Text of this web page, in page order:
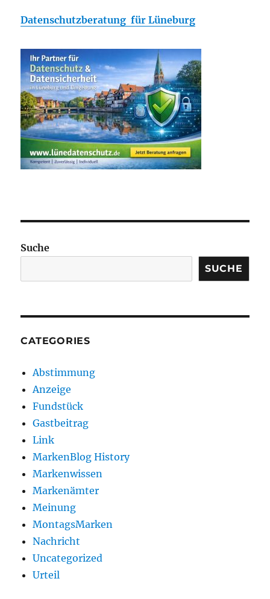
Datenschutzberatung für Lüneburg
Suche
SUCHE
CATEGORIES
Abstimmung
Anzeige
Fundstück
Gastbeitrag
Link
MarkenBlog History
Markenwissen
Markenämter
Meinung
MontagsMarken
Nachricht
Uncategorized
Urteil